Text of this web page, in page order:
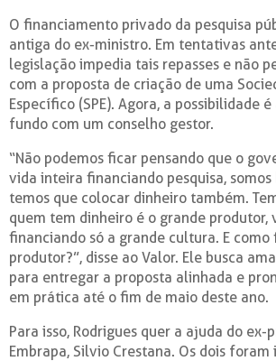
O financiamento privado da pesquisa
antiga do ex-ministro. Em tentativas
legislação impedia tais repasses e não
com a proposta de criação de uma
Específico (SPE). Agora, a possibilidade
fundo com um conselho gestor.
“Não podemos ficar pensando que o
vida inteira financiando pesquisa,
temos que colocar dinheiro também.
quem tem dinheiro é o grande produtor,
financiando só a grande cultura. E como
produtor?”, disse ao Valor. Ele busca
para entregar a proposta alinhada e
em prática até o fim de maio deste ano.
Para isso, Rodrigues quer a ajuda do ex-
Embrapa, Silvio Crestana. Os dois